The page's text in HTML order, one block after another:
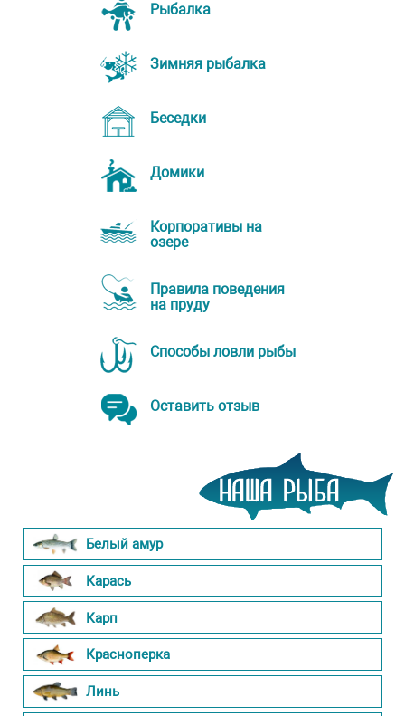
Рыбалка
Зимняя рыбалка
Беседки
Домики
Корпоративы на
озере
Правила поведения
на пруду
Способы ловли рыбы
Оставить отзыв
Белый амур
Карась
Карп
Красноперка
Линь